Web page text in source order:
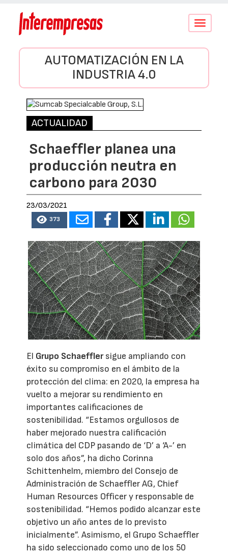
Conmutar
AUTOMATIZACIÓN EN LA
INDUSTRIA 4.0
ACTUALIDAD
Schaeffler planea una
producción neutra en
carbono para 2030
23/03/2021
373
El Grupo Schaefflersigue ampliando con
éxito su compromiso en el ámbito de la
protección del clima: en 2020, la empresa ha
vuelto a mejorar su rendimiento en
importantes calificaciones de
sostenibilidad. “Estamos orgullosos de
haber mejorado nuestra calificación
climática del CDP pasando de ‘D’ a ‘A-’ en
solo dos años”, ha dicho Corinna
Schittenhelm, miembro del Consejo de
Administración de Schaeffler AG, Chief
Human Resources Officer y responsable de
sostenibilidad. “Hemos podido alcanzar este
objetivo un año antes de lo previsto
inicialmente”. Asimismo, el Grupo Schaeffler
ha sido seleccionado como uno de los 50